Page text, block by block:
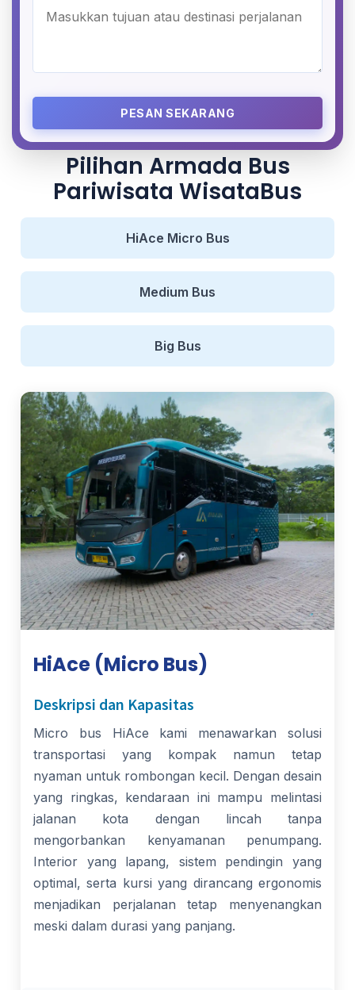
PESAN SEKARANG
Pilihan Armada Bus
Pariwisata WisataBus
HiAce Micro Bus
Medium Bus
Big Bus
HiAce (Micro Bus)
Deskripsi dan Kapasitas
Micro bus HiAce kami menawarkan solusi
transportasi yang kompak namun tetap
nyaman untuk rombongan kecil. Dengan desain
yang ringkas, kendaraan ini mampu melintasi
jalanan kota dengan lincah tanpa
mengorbankan kenyamanan penumpang.
Interior yang lapang, sistem pendingin yang
optimal, serta kursi yang dirancang ergonomis
menjadikan perjalanan tetap menyenangkan
meski dalam durasi yang panjang.